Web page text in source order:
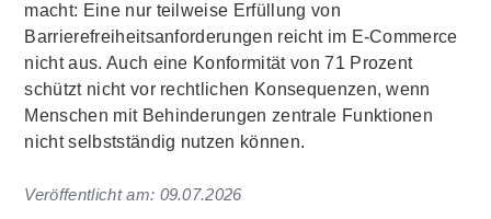
macht: Eine nur teilweise Erfüllung von
Barrierefreiheitsanforderungen reicht im E-Commerce
nicht aus. Auch eine Konformität von 71 Prozent
schützt nicht vor rechtlichen Konsequenzen, wenn
Menschen mit Behinderungen zentrale Funktionen
nicht selbstständig nutzen können.
Veröffentlicht am: 09.07.2026